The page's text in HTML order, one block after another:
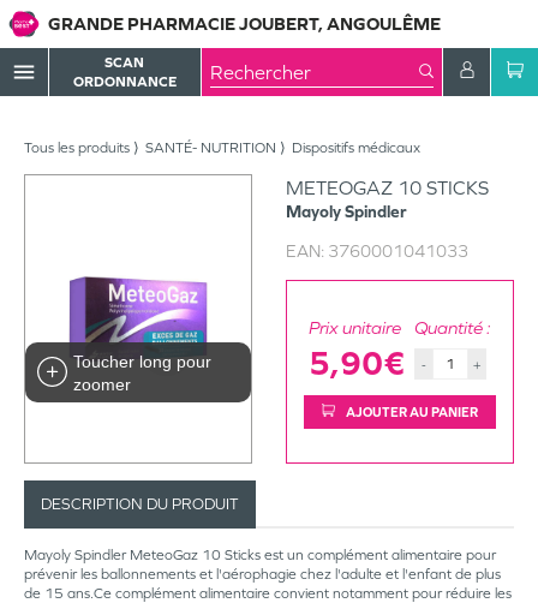
GRANDE PHARMACIE JOUBERT, ANGOULÊME
menu
SCAN
ORDONNANCE
Tous les produits SANTÉ- NUTRITION Dispositifs médicaux
Toucher long pour
zoomer
METEOGAZ 10 STICKS
Mayoly Spindler
EAN: 3760001041033
Prix unitaire
5,90€
Quantité :
- +
AJOUTER AU PANIER
DESCRIPTION DU PRODUIT
Mayoly Spindler MeteoGaz 10 Sticks est un complément alimentaire pour
prévenir les ballonnements et l'aérophagie chez l'adulte et l'enfant de plus
de 15 ans.Ce complément alimentaire convient notamment pour réduire les